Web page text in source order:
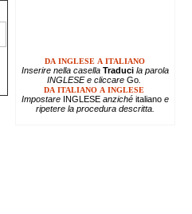
DA INGLESE A ITALIANO
Inserire nella casella Traducila parola
INGLESE e cliccare Go.
DA ITALIANO A INGLESE
Impostare INGLESEanziché italianoe
ripetere la procedura descritta.